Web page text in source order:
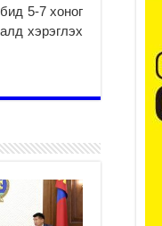
5-7 хоног
хэрэглэх